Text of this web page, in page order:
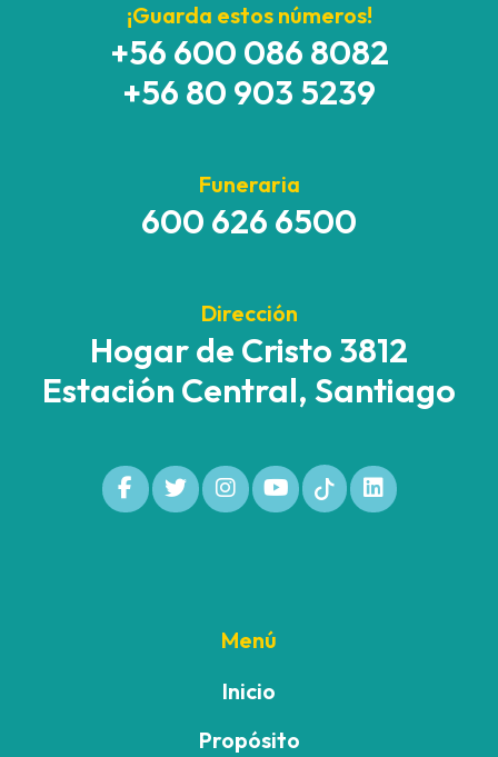
¡Guarda estos números!
+56 600 086 8082
+56 80 903 5239
Funeraria
600 626 6500
Dirección
Hogar de Cristo 3812
Estación Central, Santiago
Menú
Inicio
Propósito